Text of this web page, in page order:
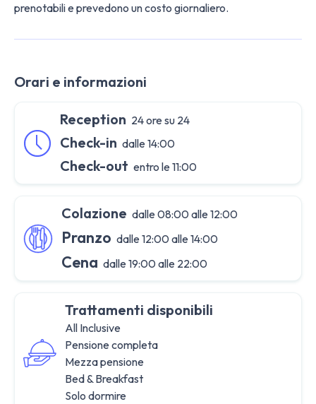
prenotabili e prevedono un costo giornaliero.
Orari e informazioni
Reception 24 ore su 24
Check-in dalle 14:00
Check-out entro le 11:00
Colazione dalle 08:00 alle 12:00
Pranzo dalle 12:00 alle 14:00
Cena dalle 19:00 alle 22:00
Trattamenti disponibili
All Inclusive
Pensione completa
Mezza pensione
Bed & Breakfast
Solo dormire